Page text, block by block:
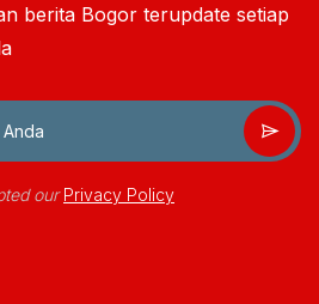
berita Bogor terupdate setiap
ourPrivacy Policy